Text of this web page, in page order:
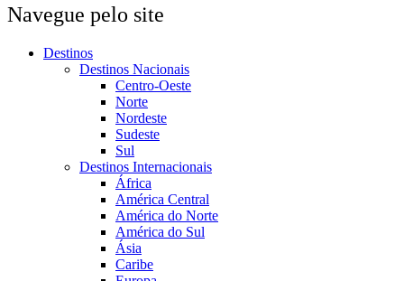
Navegue pelo site
Destinos
Destinos Nacionais
Centro-Oeste
Norte
Nordeste
Sudeste
Sul
Destinos Internacionais
África
América Central
América do Norte
América do Sul
Ásia
Caribe